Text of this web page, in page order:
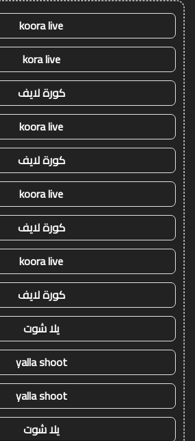
koora live
kora live
كورة لايف
koora live
كورة لايف
koora live
كورة لايف
koora live
كورة لايف
يلا شوت
yalla shoot
yalla shoot
يلا شوت